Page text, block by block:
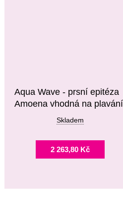
Aqua Wave - prsní epitéza
Amoena vhodná na plavání
Skladem
2 263,80 Kč